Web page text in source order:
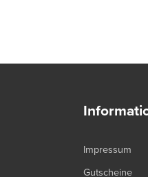
Impressum
Gutscheine